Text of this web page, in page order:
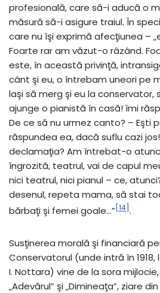
profesională, care să-i aducă o
măsură să-i asigure traiul. În
care nu îşi exprimă afecţiunea –
Foarte rar am văzut-o râzând.
este, în această privinţă,
cânt şi eu, o întrebam uneori pe
laşi să merg şi eu la conservator,
ajunge o pianistă în casă! îmi
De ce să nu urmez canto? – Eşti
răspundea ea, dacă suflu cazi
declamaţia? Am întrebat-o
îngrozită, teatrul, vai de capul
nici teatrul, nici pianul – ce,
desenul, repeta mama, să stai
bărbaţi şi femei goale…” [14] .
Susţinerea morală şi financiară
Conservatorul (unde intră în
I. Nottara) vine de la sora
„Adevărul” şi „Dimineaţa”, ziare